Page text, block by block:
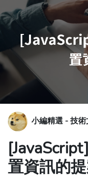
小編精選 - 技
置資訊的